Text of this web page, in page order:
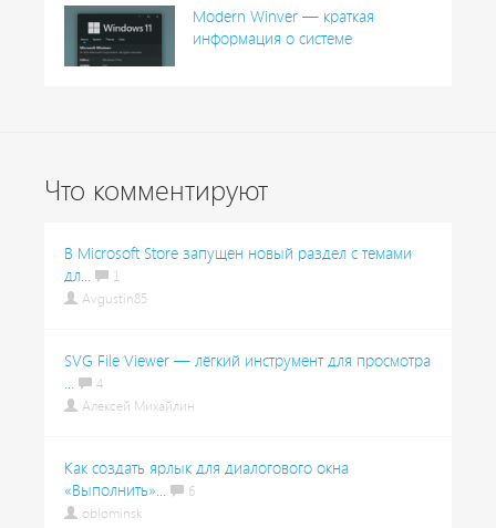
Modern Winver — краткая
информация о системе
Что комментируют
В Microsoft Store запущен новый раздел с темами
дл...
1
Avgustin85
SVG File Viewer — лёгкий инструмент для просмотра
...
4
Алексей Михайлин
Как создать ярлык для диалогового окна
«Выполнить»...
6
oblominsk